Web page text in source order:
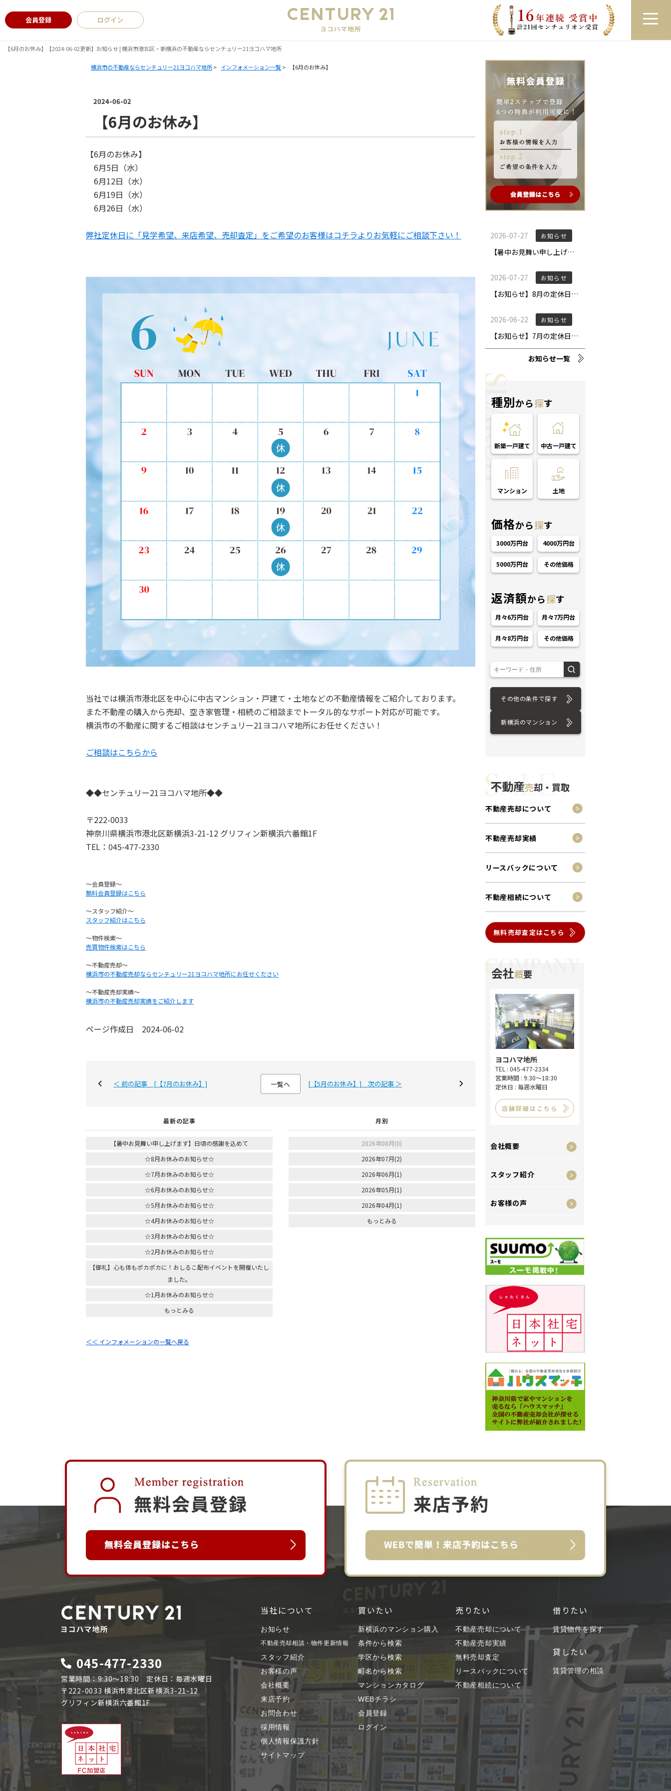
【6月のお休み】【2024-06-02更新】お知らせ | 横浜市港北区・新横浜の不動産ならセンチュリー21ヨコハマ地所
会員登録 ログイン ログイン 来店予約 LINEで相談
借りたい
お問い合わせ
横浜市の不動産ならセンチュリー21ヨコハマ地所> インフォメーション一覧> 【6月のお休み】
2024-06-02
【6月のお休み】
【6月のお休み】
6月5日（水）
6月12日（水）
6月19日（水）
6月26日（水）
弊社定休日に「見学希望、来店希望、売却査定」をご希望のお客様はコチラよりお気軽にご相談下さい！
当社では横浜市港北区を中心に中古マンション・戸建て・土地などの不動産情報をご紹介しております。
また不動産の購入から売却、空き家管理・相続のご相談までトータル的なサポート対応が可能です。
横浜市の不動産に関するご相談はセンチュリー21ヨコハマ地所にお任せください！
ご相談はこちらから
◆◆センチュリー21ヨコハマ地所◆◆
〒222-0033
神奈川県横浜市港北区新横浜3-21-12 グリフィン新横浜六番館1F
TEL：045-477-2330
～会員登録～
無料会員登録はこちら
～スタッフ紹介～
スタッフ紹介はこちら
～物件検索～
売買物件検索はこちら
～不動産売却～
横浜市の不動産売却ならセンチュリー21ヨコハマ地所にお任せください
～不動産売却実績～
横浜市の不動産売却実績をご紹介します
ページ作成日 2024-06-02
＜ 前の記事 [【7月のお休み】] 一覧へ [【5月のお休み】] 次の記事 ＞
最新の記事
【暑中お見舞い申し上げます】日頃の感謝を込めて
☆8月お休みのお知らせ☆
☆7月お休みのお知らせ☆
☆6月お休みのお知らせ☆
☆5月お休みのお知らせ☆
☆4月お休みのお知らせ☆
☆3月お休みのお知らせ☆
☆2月お休みのお知らせ☆
【御礼】心も体もポカポカに！おしるこ配布イベントを開催いたし
ました。
☆1月お休みのお知らせ☆
もっとみる
月別
2026年08月(0)
2026年07月(2)
2026年06月(1)
2026年05月(1)
2026年04月(1)
もっとみる
＜＜ インフォメーションの一覧へ戻る
お知らせ一覧
種別から探す
新築一戸建て 中古一戸建て
マンション 土地
価格から探す
3000万円台 4000万円台
5000万円台 その他価格
返済額から探す
月々6万円台 月々7万円台
月々8万円台 その他価格
その他の条件で探す
新横浜のマンション
不動産売却・買取
不動産売却について
不動産売却実績
リースバックについて
不動産相続について
無料売却査定はこちら
会社概要
ヨコハマ地所
TEL : 045-477-2334
営業時間 : 9:30～18:30
定休日 : 毎週水曜日
店舗詳細はこちら
会社概要
スタッフ紹介
お客様の声
045-477-2330
営業時間：9:30～18:30 定休日：毎週水曜日
〒222-0033 横浜市港北区新横浜3-21-12
グリフィン新横浜六番館1F
当社について
お知らせ
不動産売却相談・物件更新情報
スタッフ紹介
お客様の声
会社概要
来店予約
お問合わせ
採用情報
個人情報保護方針
サイトマップ
買いたい
新横浜のマンション購入
条件から検索
学区から検索
町名から検索
マンションカタログ
WEBチラシ
会員登録
ログイン
売りたい
不動産売却について
不動産売却実績
無料売却査定
リースバックについて
不動産相続について
借りたい
賃貸物件を探す
貸したい
賃貸管理の相談